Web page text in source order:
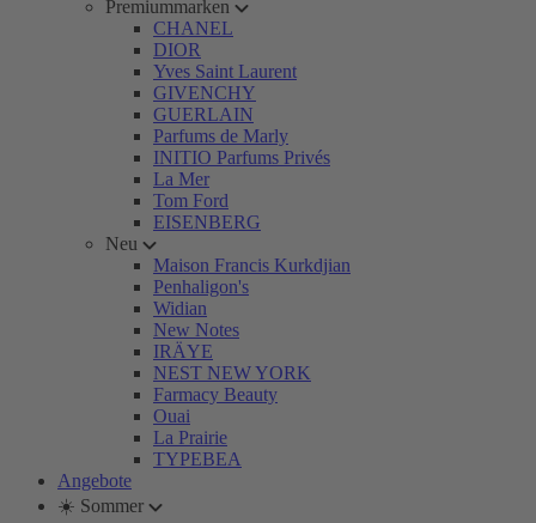
Premiummarken
CHANEL
DIOR
Yves Saint Laurent
GIVENCHY
GUERLAIN
Parfums de Marly
INITIO Parfums Privés
La Mer
Tom Ford
EISENBERG
Neu
Maison Francis Kurkdjian
Penhaligon's
Widian
New Notes
IRÄYE
NEST NEW YORK
Farmacy Beauty
Ouai
La Prairie
TYPEBEA
Angebote
☀️ Sommer